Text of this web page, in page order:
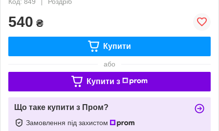
540 ₴
Купити
або
Купити з
Що таке купити з Пром?
Замовлення під захистом